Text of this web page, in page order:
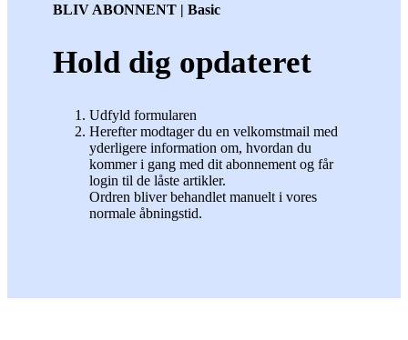
BLIV ABONNENT | Basic
Hold dig opdateret
Udfyld formularen
Herefter modtager du en velkomstmail med
yderligere information om, hvordan du
kommer i gang med dit abonnement og får
login til de låste artikler.
Ordren bliver behandlet manuelt i vores
normale åbningstid.